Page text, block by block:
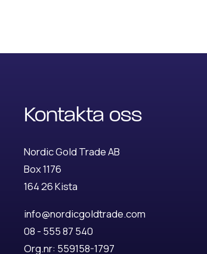
Kontakta oss
Nordic Gold Trade AB
Box 1176
164 26 Kista
info@nordicgoldtrade.com
08 - 555 87 540
Org.nr: 559158-1797